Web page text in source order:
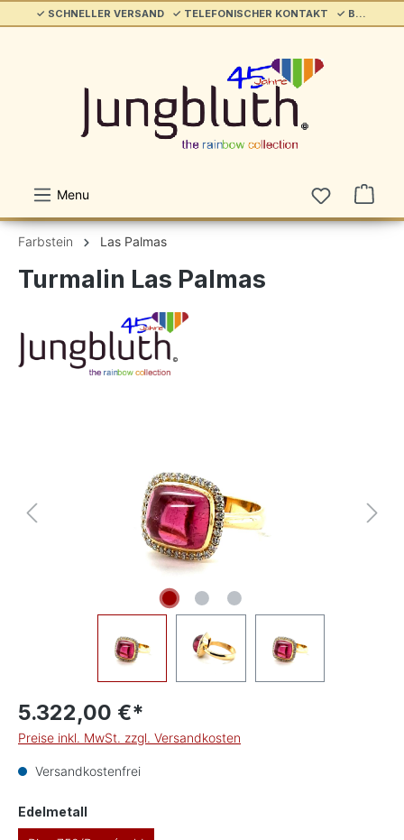
springen ✓ SCHNELLER VERSAND ✓ TELEFONISCHER KONTAKT ✓ BELIEBT & ETABLIERT ✓ SERVICE/HILFE
Menu
Farbstein Las Palmas
Turmalin Las Palmas
5.322,00 €*
Preise inkl. MwSt. zzgl. Versandkosten
Versandkostenfrei
Edelmetall